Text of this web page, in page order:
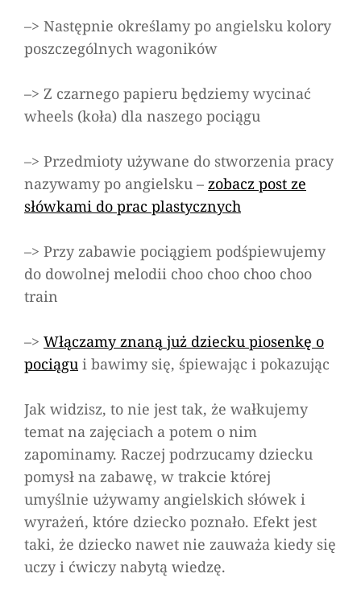
–> Następnie określamy po angielsku kolory
poszczególnych wagoników
–> Z czarnego papieru będziemy wycinać
wheels (koła) dla naszego pociągu
–> Przedmioty używane do stworzenia pracy
nazywamy po angielsku – zobacz post ze
słówkami do prac plastycznych
–> Przy zabawie pociągiem podśpiewujemy
do dowolnej melodii choo choo choo choo
train
–> Włączamy znaną już dziecku piosenkę o
pociągu i bawimy się, śpiewając i pokazując
Jak widzisz, to nie jest tak, że wałkujemy
temat na zajęciach a potem o nim
zapominamy. Raczej podrzucamy dziecku
pomysł na zabawę, w trakcie której
umyślnie używamy angielskich słówek i
wyrażeń, które dziecko poznało. Efekt jest
taki, że dziecko nawet nie zauważa kiedy się
uczy i ćwiczy nabytą wiedzę.